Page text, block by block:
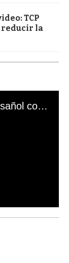
TCP
reducir la
El mal momento de Yanina Gasañol con un hincha argentino en "Subrayado"